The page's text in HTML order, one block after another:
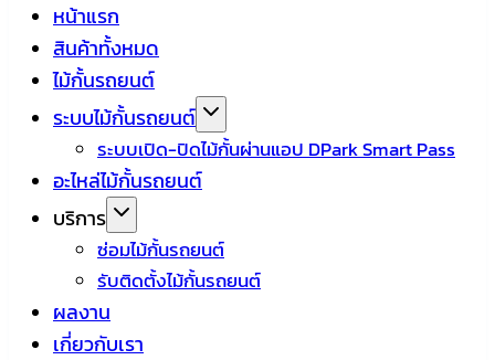
หน้าแรก
สินค้าทั้งหมด
ไม้กั้นรถยนต์
ระบบไม้กั้นรถยนต์
ระบบเปิด-ปิดไม้กั้นผ่านแอป DPark Smart Pass
อะไหล่ไม้กั้นรถยนต์
บริการ
ซ่อมไม้กั้นรถยนต์
รับติดตั้งไม้กั้นรถยนต์
ผลงาน
เกี่ยวกับเรา